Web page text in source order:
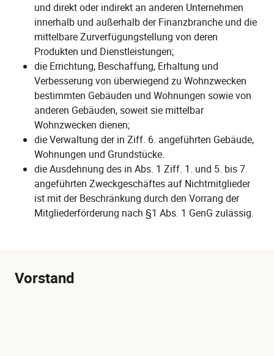
und direkt oder indirekt an anderen Unternehmen
innerhalb und außerhalb der Finanzbranche und die
mittelbare Zurverfügungstellung von deren
Produkten und Dienstleistungen;
die Errichtung, Beschaffung, Erhaltung und
Verbesserung von überwiegend zu Wohnzwecken
bestimmten Gebäuden und Wohnungen sowie von
anderen Gebäuden, soweit sie mittelbar
Wohnzwecken dienen;
die Verwaltung der in Ziff. 6. angeführten Gebäude,
Wohnungen und Grundstücke.
die Ausdehnung des in Abs. 1 Ziff. 1. und 5. bis 7.
angeführten Zweckgeschäftes auf Nichtmitglieder
ist mit der Beschränkung durch den Vorrang der
Mitgliederförderung nach §1 Abs. 1 GenG zulässig.
Vorstand